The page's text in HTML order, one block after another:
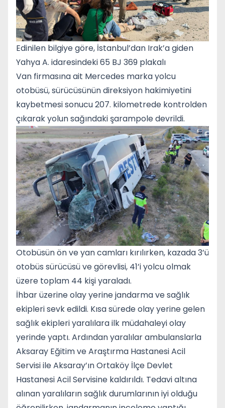
Edinilen bilgiye göre, İstanbul’dan Irak’a giden
Yahya A. idaresindeki 65 BJ 369 plakalı
Van firmasına ait Mercedes marka yolcu
otobüsü, sürücüsünün direksiyon hakimiyetini
kaybetmesi sonucu 207. kilometrede kontrolden
çıkarak yolun sağındaki şarampole devrildi.
Otobüsün ön ve yan camları kırılırken, kazada 3’ü
otobüs sürücüsü ve görevlisi, 41’i yolcu olmak
üzere toplam 44 kişi yaraladı.
İhbar üzerine olay yerine jandarma ve sağlık
ekipleri sevk edildi. Kısa sürede olay yerine gelen
sağlık ekipleri yaralılara ilk müdahaleyi olay
yerinde yaptı. Ardından yaralılar ambulanslarla
Aksaray Eğitim ve Araştırma Hastanesi Acil
Servisi ile Aksaray’ın Ortaköy İlçe Devlet
Hastanesi Acil Servisine kaldırıldı. Tedavi altına
alınan yaralıların sağlık durumlarının iyi olduğu